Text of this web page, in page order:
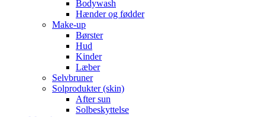
Bodywash
Hænder og fødder
Make-up
Børster
Hud
Kinder
Læber
Selvbruner
Solprodukter (skin)
After sun
Solbeskyttelse